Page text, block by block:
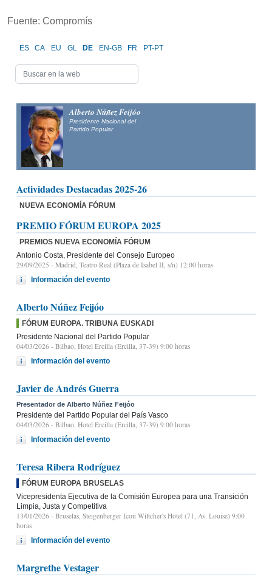
Fuente: Compromís
ES CA EU GL DE EN-GB FR PT-PT
Alberto Núñez Feijóo
Presidente Nacional del
Partido Popular
Actividades Destacadas 2025-26
NUEVA ECONOMÍA FÓRUM
PREMIO FÓRUM EUROPA 2025
PREMIOS NUEVA ECONOMÍA FÓRUM
Antonio Costa, Presidente del Consejo Europeo
29/09/2025 - Madrid, Teatro Real (Plaza de Isabel II, s/n) 12:00 horas
Información del evento
Alberto Núñez Feijóo
FÓRUM EUROPA. TRIBUNA EUSKADI
Presidente Nacional del Partido Popular
04/03/2026 - Bilbao, Hotel Ercilla (Ercilla, 37-39) 9:00 horas
Información del evento
Javier de Andrés Guerra
Presentador de Alberto Núñez Feijóo
Presidente del Partido Popular del País Vasco
04/03/2026 - Bilbao, Hotel Ercilla (Ercilla, 37-39) 9:00 horas
Información del evento
Teresa Ribera Rodríguez
FÓRUM EUROPA BRUSELAS
Vicepresidenta Ejecutiva de la Comisión Europea para una Transición
Limpia, Justa y Competitiva
13/01/2026 - Bruselas, Steigenberger Icon Wiltcher's Hotel (71, Av. Louise) 9:00
horas
Información del evento
Margrethe Vestager